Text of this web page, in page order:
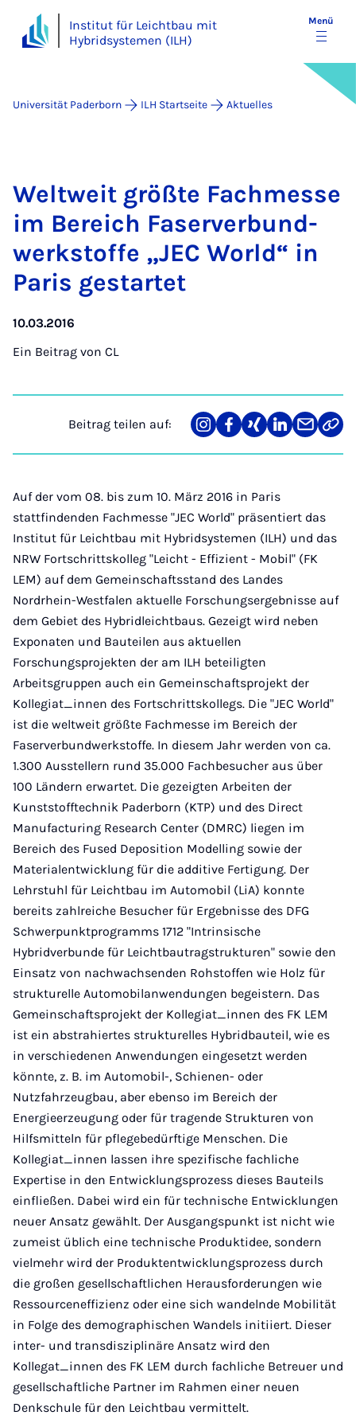
Institut für Leichtbau mit
Hybridsystemen (ILH)
Menü
Universität Paderborn ILH Startseite Aktuelles
Welt­weit größ­te Fach­mes­se
im Be­reich Fa­ser­ver­bund­
werk­stof­fe „JEC World“ in
Pa­ris ge­st­ar­tet
10.03.2016
Ein Beitrag von CL
Beitrag teilen auf:
Teilen
auf
Teilen
auf
Teilen
auf
Teilen
auf
Teilen
über
Link
Auf der vom 08. bis zum 10. März 2016 in Paris
stattfindenden Fachmesse "JEC World" präsentiert das
Institut für Leichtbau mit Hybridsystemen (ILH) und das
NRW Fortschrittskolleg "Leicht - Effizient - Mobil" (FK
LEM) auf dem Gemeinschaftsstand des Landes
Nordrhein-Westfalen aktuelle Forschungsergebnisse auf
dem Gebiet des Hybridleichtbaus. Gezeigt wird neben
Exponaten und Bauteilen aus aktuellen
Forschungsprojekten der am ILH beteiligten
Arbeitsgruppen auch ein Gemeinschaftsprojekt der
Kollegiat_innen des Fortschrittskollegs. Die "JEC World"
ist die weltweit größte Fachmesse im Bereich der
Faserverbundwerkstoffe. In diesem Jahr werden von ca.
1.300 Ausstellern rund 35.000 Fachbesucher aus über
100 Ländern erwartet. Die gezeigten Arbeiten der
Kunststofftechnik Paderborn (KTP) und des Direct
Manufacturing Research Center (DMRC) liegen im
Bereich des Fused Deposition Modelling sowie der
Materialentwicklung für die additive Fertigung. Der
Lehrstuhl für Leichtbau im Automobil (LiA) konnte
bereits zahlreiche Besucher für Ergebnisse des DFG
Schwerpunktprogramms 1712 "Intrinsische
Hybridverbunde für Leichtbautragstrukturen" sowie den
Einsatz von nachwachsenden Rohstoffen wie Holz für
strukturelle Automobilanwendungen begeistern. Das
Gemeinschaftsprojekt der Kollegiat_innen des FK LEM
ist ein abstrahiertes strukturelles Hybridbauteil, wie es
in verschiedenen Anwendungen eingesetzt werden
könnte, z. B. im Automobil-, Schienen- oder
Nutzfahrzeugbau, aber ebenso im Bereich der
Energieerzeugung oder für tragende Strukturen von
Hilfsmitteln für pflegebedürftige Menschen. Die
Kollegiat_innen lassen ihre spezifische fachliche
Expertise in den Entwicklungsprozess dieses Bauteils
einfließen. Dabei wird ein für technische Entwicklungen
neuer Ansatz gewählt. Der Ausgangspunkt ist nicht wie
zumeist üblich eine technische Produktidee, sondern
vielmehr wird der Produktentwicklungsprozess durch
die großen gesellschaftlichen Herausforderungen wie
Ressourceneffizienz oder eine sich wandelnde Mobilität
in Folge des demographischen Wandels initiiert. Dieser
inter- und transdisziplinäre Ansatz wird den
Kollegat_innen des FK LEM durch fachliche Betreuer und
gesellschaftliche Partner im Rahmen einer neuen
Denkschule für den Leichtbau vermittelt.